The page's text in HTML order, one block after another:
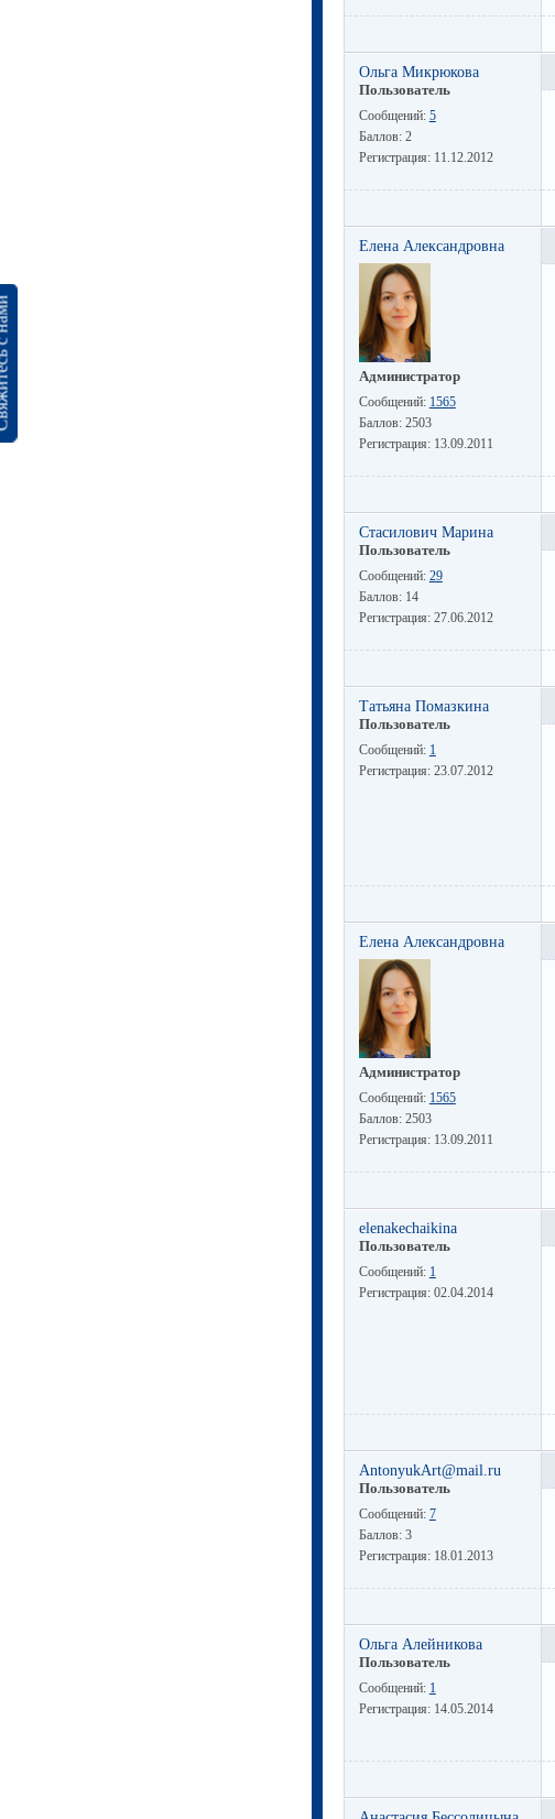
нами
Ольга Микрюкова
Пользователь
Сообщений: 5
Баллов: 2
Регистрация: 11.12.2012
Елена Александровна
Администратор
Сообщений: 1565
Баллов: 2503
Регистрация: 13.09.2011
Стасилович Марина
Пользователь
Сообщений: 29
Баллов: 14
Регистрация: 27.06.2012
Татьяна Помазкина
Пользователь
Сообщений: 1
Регистрация: 23.07.2012
Елена Александровна
Администратор
Сообщений: 1565
Баллов: 2503
Регистрация: 13.09.2011
elenakechaikina
Пользователь
Сообщений: 1
Регистрация: 02.04.2014
AntonyukArt@mail.ru
Пользователь
Сообщений: 7
Баллов: 3
Регистрация: 18.01.2013
Ольга Алейникова
Пользователь
Сообщений: 1
Регистрация: 14.05.2014